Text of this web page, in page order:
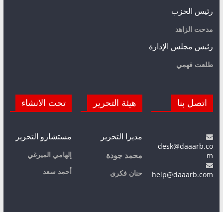
رئيس الحزب
مدحت الزاهد
رئيس مجلس الإدارة
طلعت فهمي
اتصل بنا
desk@daaarb.co
m
help@daaarb.com
هيئة التحرير
مديرا التحرير
محمد جودة
حنان فكري
تحت الانشاء
مستشارو التحرير
إلهامي الميرغي
أحمد سعد